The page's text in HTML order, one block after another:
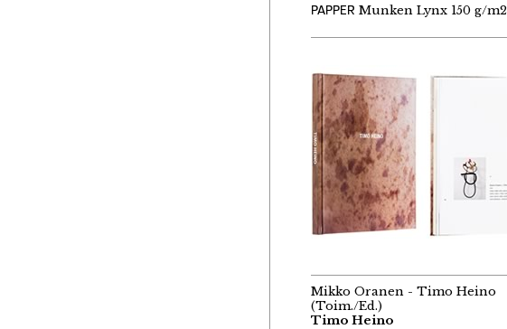
PAPPER Munken Lynx 150 g/m2
Mikko Oranen - Timo Heino
(Toim./Ed.)
Timo Heino